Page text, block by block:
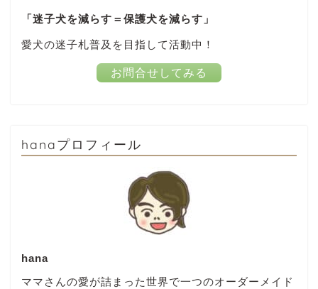
「迷子犬を減らす＝保護犬を減らす」
愛犬の迷子札普及を目指して活動中！
お問合せしてみる
hanaプロフィール
hana
ママさんの愛が詰まった世界で一つのオーダーメイド